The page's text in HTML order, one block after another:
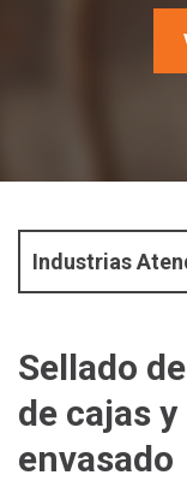
Industrias
Sellado
de cajas
envasado